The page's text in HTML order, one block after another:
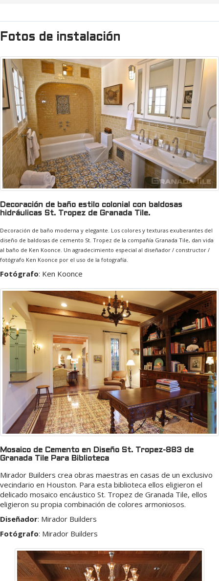
Fotos de instalación
Decoración de baño estilo colonial con baldosas
hidráulicas St. Tropez de Granada Tile.
Decoración de baño moderna y elegante. Los colores y texturas exuberantes del
diseño de baldosas de cemento St. Tropez de la compañía Granada Tile, dan vida
al baño de Ken Koonce. Un agradecimiento especial al diseñador / constructor /
fotógrafo Ken Koonce por el uso de la fotografía.
Fotógrafo: Ken Koonce
Mosaico de Cemento en Diseño St. Tropez-883 de
Granada Tile Para Biblioteca
Mirador Builders crea obras maestras en casas de un exclusivo
vecindario en Houston. Para esta biblioteca ellos eligieron el
delicado mosaico encáustico St. Tropez de Granada Tile, ellos
eligieron su propia combinación de colores armoniosos.
Diseñador: Mirador Builders
Fotógrafo: Mirador Builders